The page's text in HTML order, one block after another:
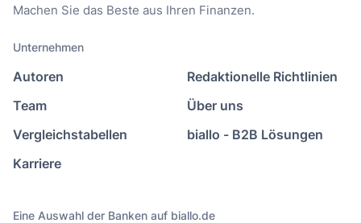
Machen Sie das Beste aus Ihren Finanzen.
Unternehmen
Autoren
Team
Vergleichstabellen
Karriere
Redaktionelle Richtlinien
Über uns
biallo - B2B Lösungen
Eine Auswahl der Banken auf biallo.de